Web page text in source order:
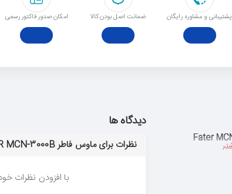
پشتیبانی و مشاوره رایگان ﺿﻤﺎﻧﺖ اﺻﻞ ﺑﻮدن ﮐﺎﻟﺎ امکان صدور فاکتور رسمی
دیدگاه ها
نظرات برای ماوس فاطر FATER MCN-3000B
با افزودن نظرات